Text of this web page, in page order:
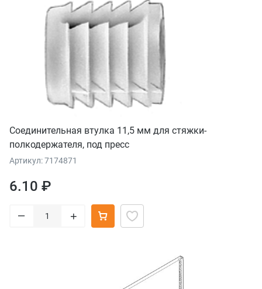
Соединительная втулка 11,5 мм для стяжки-
полкодержателя, под пресс
Артикул: 7174871
6.10 ₽
– +